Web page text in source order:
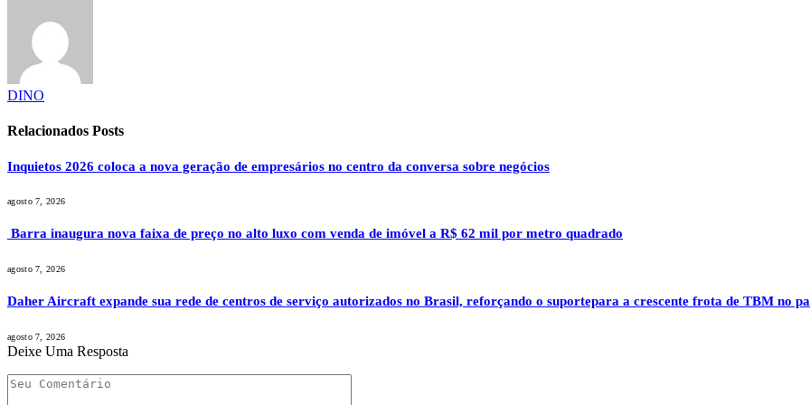
DINO
Relacionados Posts
Inquietos 2026 coloca a nova geração de empresários no centro da conversa sobre negócios
agosto 7, 2026
Barra inaugura nova faixa de preço no alto luxo com venda de imóvel a R$ 62 mil por metro quadrado
agosto 7, 2026
Daher Aircraft expande sua rede de centros de serviço autorizados no Brasil, reforçando o suportepara a crescente frota de TBM no
agosto 7, 2026
Deixe Uma Resposta